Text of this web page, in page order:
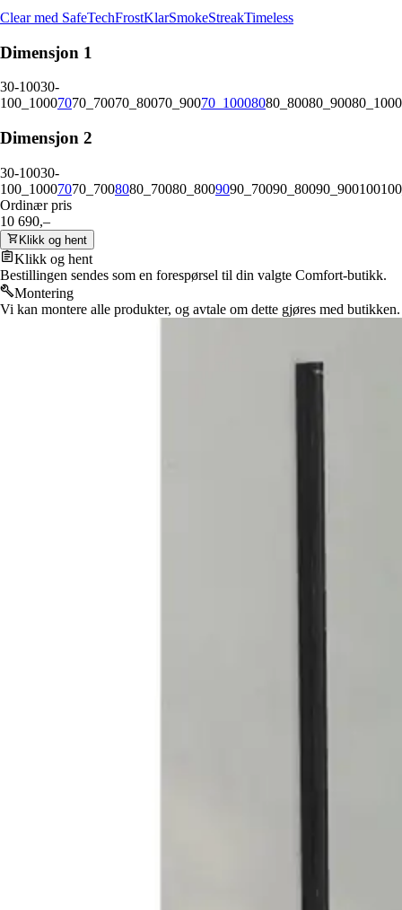
Clear med SafeTechFrostKlarSmokeStreakTimeless
Dimensjon 1
30-10030-
100_10007070_70070_80070_90070_10008080_80080_90080_1000
Dimensjon 2
30-10030-
100_10007070_7008080_70080_8009090_70090_80090_900100
Ordinær pris
10 690,–
Klikk og hent
Klikk og hent
Bestillingen sendes som en forespørsel til din valgte Comfort-butikk.
Montering
Vi kan montere alle produkter, og avtale om dette gjøres med butikken.